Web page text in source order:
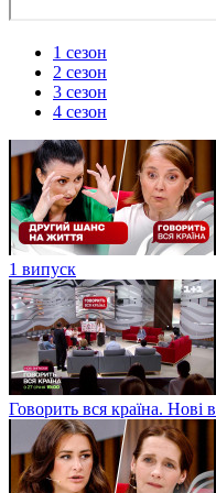
1 сезон
2 сезон
3 сезон
4 сезон
1 випуск
Говорить вся країна. Нові